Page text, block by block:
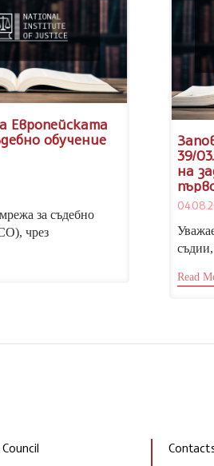
Европейската
обучение
за съдебно
чрез
покана за
39/
на
Read